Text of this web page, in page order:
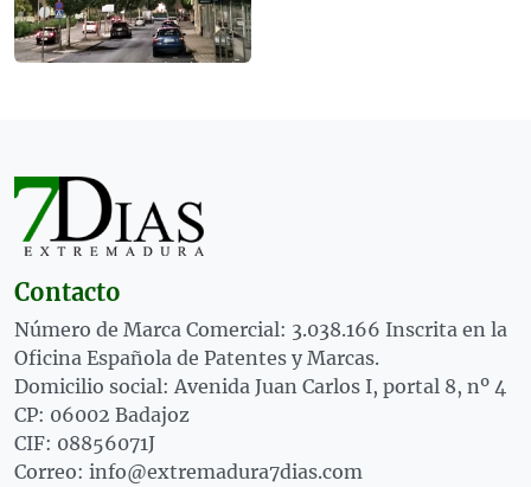
Contacto
Número de Marca Comercial: 3.038.166 Inscrita en la
Oficina Española de Patentes y Marcas.
Domicilio social: Avenida Juan Carlos I, portal 8, nº 4
CP: 06002 Badajoz
CIF: 08856071J
Correo: info@extremadura7dias.com